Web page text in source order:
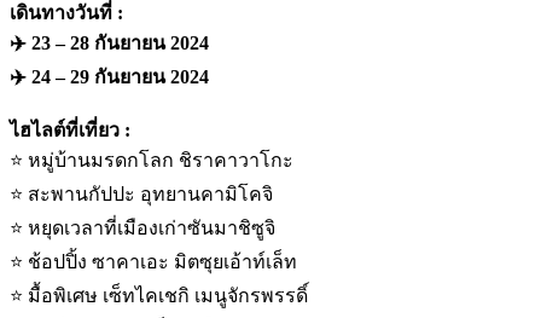
เดินทางวันที่ :
✈️ 23 – 28 กันยายน 2024
✈️ 24 – 29 กันยายน 2024
ไฮไลต์ที่เที่ยว :
⭐️ หมู่บ้านมรดกโลก ชิราคาวาโกะ
⭐️ สะพานกัปปะ อุทยานคามิโคจิ
⭐️ หยุดเวลาที่เมืองเก่าซันมาชิซูจิ
⭐️ ช้อปปิ้ง ซาคาเอะ มิตซุยเอ้าท์เล็ท
⭐️ มื้อพิเศษ เซ็ทไคเชกิ เมนูจักรพรรดิ์